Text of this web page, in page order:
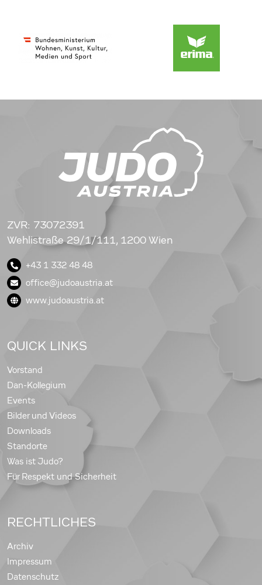
ZVR: 73072391
Wehlistraße 29/1/111, 1200 Wien
+43 1 332 48 48
office@judoaustria.at
www.judoaustria.at
QUICK LINKS
Vorstand
Dan-Kollegium
Events
Bilder und Videos
Downloads
Standorte
Was ist Judo?
Für Respekt und Sicherheit
RECHTLICHES
Archiv
Impressum
Datenschutz